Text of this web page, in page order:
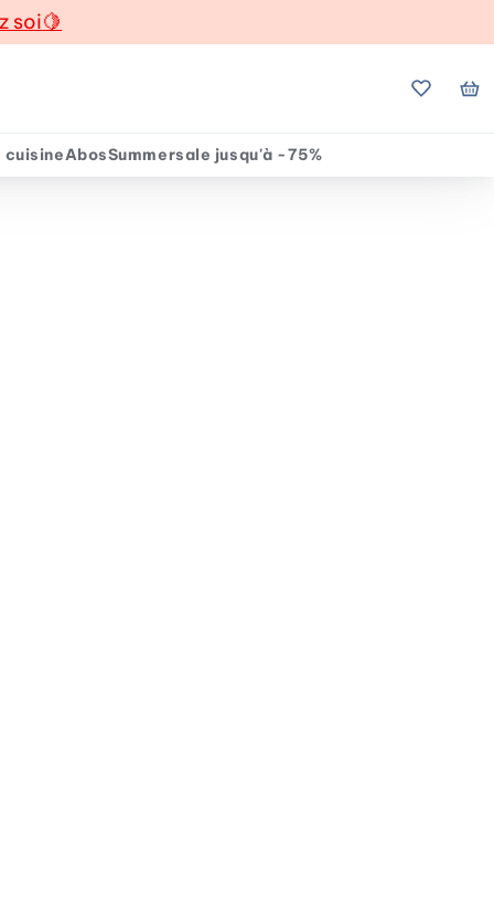
soi🍋
Mes
cuisineAbosSummersale jusqu'à -75%